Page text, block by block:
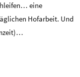
eine
Hofarbeit. Und